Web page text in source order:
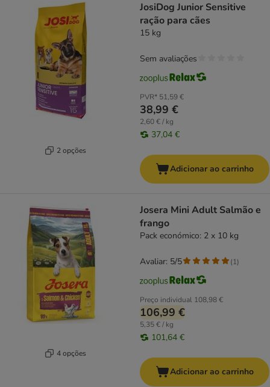
2 opções
JosiDog Junior Sensitive
ração para cães
15 kg
PVR* 51,59 €
38,99 €
2,60 € / kg
37,04 €
Sem avaliações
Adicionar ao carrinho
4 opções
Josera Mini Adult Salmão e
frango
Pack económico: 2 x 10 kg
Preço individual 108,98 €
106,99 €
5,35 € / kg
101,64 €
Avaliar: 5/5 (1)
Adicionar ao carrinho